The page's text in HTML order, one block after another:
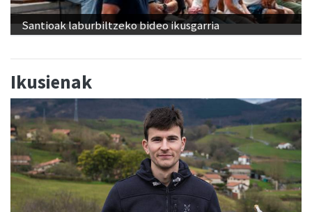
Santioak laburbiltzeko bideo ikusgarria
Ikusienak